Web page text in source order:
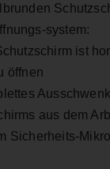
system:
ist
öffnen
aus dem
Sicherheits-